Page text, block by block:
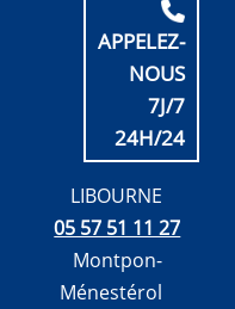
APPELEZ-
NOUS
7J/7
24H/24
LIBOURNE
05 57 51 11 27
Montpon-
Ménestérol